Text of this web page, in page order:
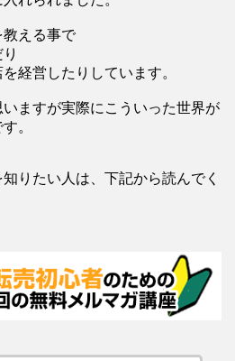
える事で
経営したりしています。
ますが実際にこういった世界が
。
りたい人は、下記から読んでく